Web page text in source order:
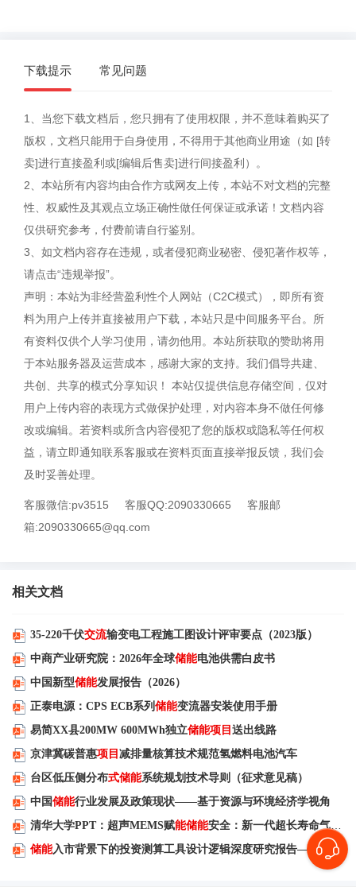
下载提示 常见问题
1、当您下载文档后，您只拥有了使用权限，并不意味着购买了
版权，文档只能用于自身使用，不得用于其他商业用途（如 [转
卖]进行直接盈利或[编辑后售卖]进行间接盈利）。
2、本站所有内容均由合作方或网友上传，本站不对文档的完整
性、权威性及其观点立场正确性做任何保证或承诺！文档内容
仅供研究参考，付费前请自行鉴别。
3、如文档内容存在违规，或者侵犯商业秘密、侵犯著作权等，
请点击“违规举报”。
声明：本站为非经营盈利性个人网站（C2C模式），即所有资
料为用户上传并直接被用户下载，本站只是中间服务平台。所
有资料仅供个人学习使用，请勿他用。本站所获取的赞助将用
于本站服务器及运营成本，感谢大家的支持。我们倡导共建、
共创、共享的模式分享知识！ 本站仅提供信息存储空间，仅对
用户上传内容的表现方式做保护处理，对内容本身不做任何修
改或编辑。若资料或所含内容侵犯了您的版权或隐私等任何权
益，请立即通知联系客服或在资料页面直接举报反馈，我们会
及时妥善处理。
客服微信:pv3515 客服QQ:2090330665
客服邮
箱:2090330665@qq.com
相关文档
35-220千伏交流输变电工程施工图设计评审要点（2023版）
中商产业研究院：2026年全球储能电池供需白皮书
中国新型储能发展报告（2026）
正泰电源：CPS ECB系列 储能变流器安装使用手册
易简XX县200MW 600MWh独立储能项目 送出线路
京津冀碳普惠项目 减排量核算技术规范氢燃料电池汽车
台区低压侧分布式储能系统规划技术导则（征求意见稿）
中国储能行业发展及政策现状——基于资源与环境经济学视角
清华大学PPT：超声MEMS赋能储能安全：新一代超长寿命气体监测技术与预警实践
储能入市背景下的投资测算工具设计逻辑深度研究报告——从固定电价模型到市场化收益测算体系的转型与重构